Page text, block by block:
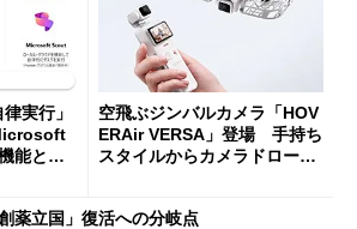
実行」
能とエ
空飛ぶジンバルカメラ「HOV
ERAir VERSA」登場 手持ち
スタイルからカメラドローン
創薬立国」復活への分岐点